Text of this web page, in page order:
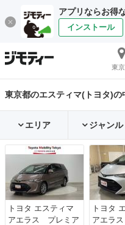
アプリならお得
インストール
東
東京都のエスティマ(トヨタ)の
エリア ジャンル
トヨタ エスティマ
アエラス プレミア
トヨタ
アエラ